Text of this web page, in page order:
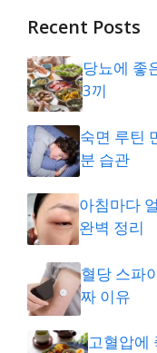
Recent Posts
당뇨에 좋
3끼
숙면 루틴
분 습관
아침마다
완벽 정리
혈당 스파
짜 이유
고혈압에